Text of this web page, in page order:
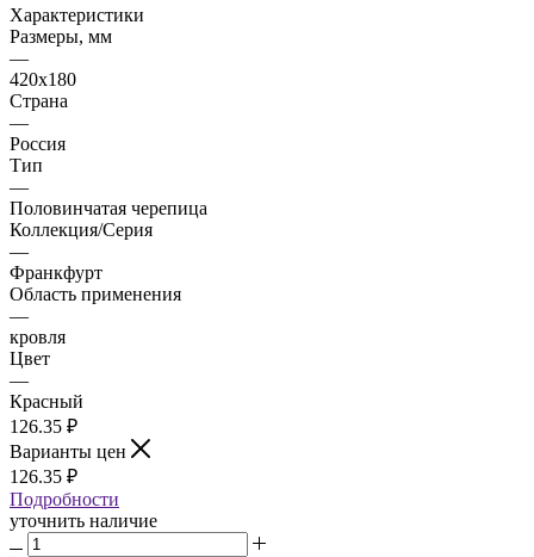
Характеристики
Размеры, мм
—
420x180
Страна
—
Россия
Тип
—
Половинчатая черепица
Коллекция/Серия
—
Франкфурт
Область применения
—
кровля
Цвет
—
Красный
126.35 ₽
Варианты цен
126.35 ₽
Подробности
уточнить наличие